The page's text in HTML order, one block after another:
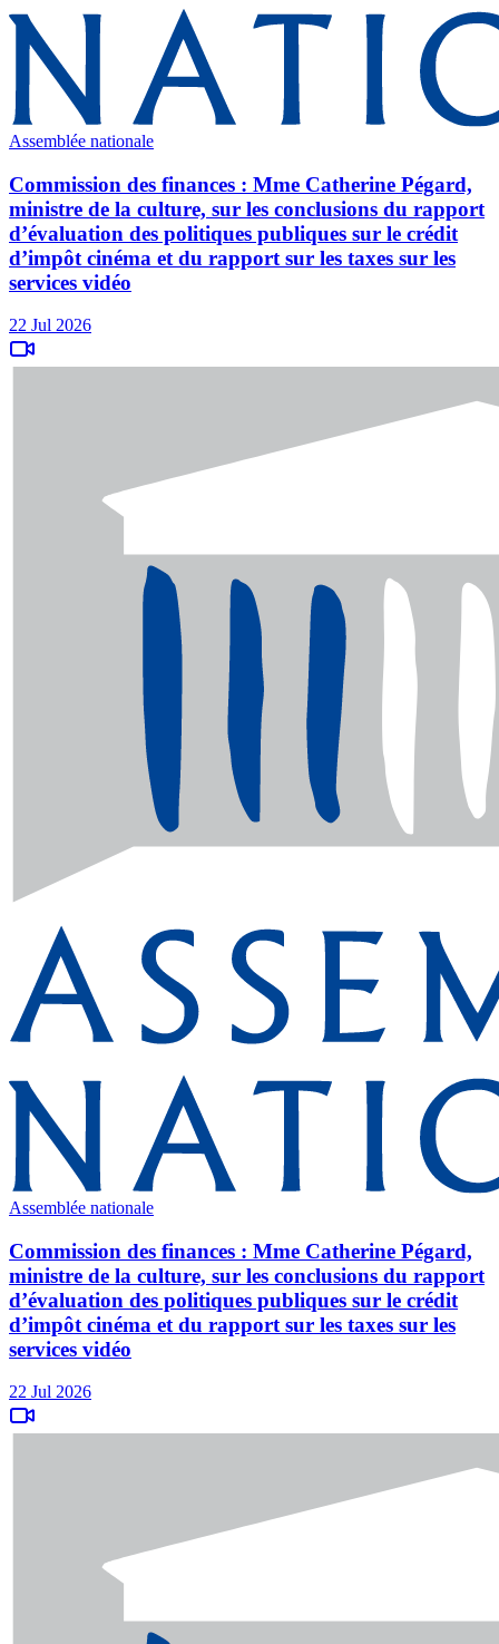
Assemblée nationale
Commission des finances : Mme Catherine Pégard,
ministre de la culture, sur les conclusions du rapport
d’évaluation des politiques publiques sur le crédit
d’impôt cinéma et du rapport sur les taxes sur les
services vidéo
22 Jul 2026
Assemblée nationale
Commission des finances : Mme Catherine Pégard,
ministre de la culture, sur les conclusions du rapport
d’évaluation des politiques publiques sur le crédit
d’impôt cinéma et du rapport sur les taxes sur les
services vidéo
22 Jul 2026